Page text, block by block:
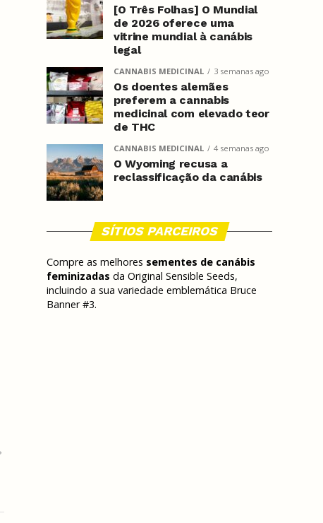
[O Três Folhas] O Mundial
de 2026 oferece uma
vitrine mundial à canábis
legal
CANNABIS MEDICINAL 3 semanas ago
Os doentes alemães
preferem a cannabis
medicinal com elevado teor
de THC
CANNABIS MEDICINAL 4 semanas ago
O Wyoming recusa a
reclassificação da canábis
SÍTIOS PARCEIROS
Compre as melhores sementes de canábis
feminizadas da Original Sensible Seeds,
incluindo a sua variedade emblemática Bruce
Banner #3.